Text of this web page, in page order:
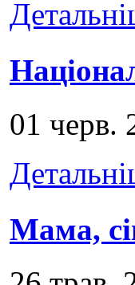
01 черв.
Мама,